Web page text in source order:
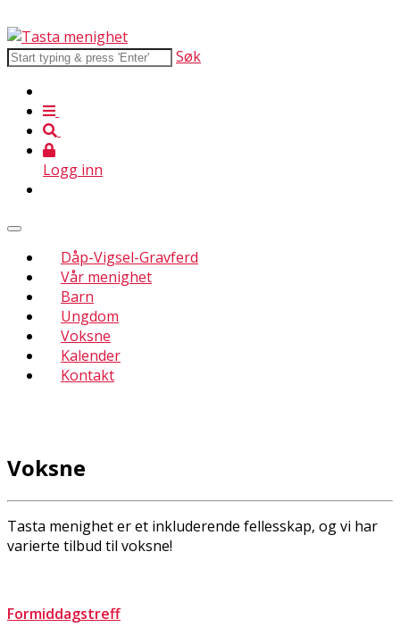
Søk
Logg inn
Dåp-Vigsel-Gravferd
Vår menighet
Barn
Ungdom
Voksne
Kalender
Kontakt
Voksne
Tasta menighet er et inkluderende fellesskap, og vi har
varierte tilbud til voksne!
Formiddagstreff